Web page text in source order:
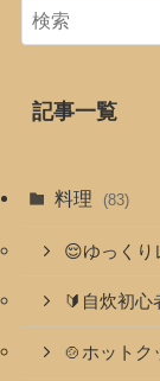
記事一覧
料理 (83)
😌ゆっくり
🔰自炊初心
🍲ホットク